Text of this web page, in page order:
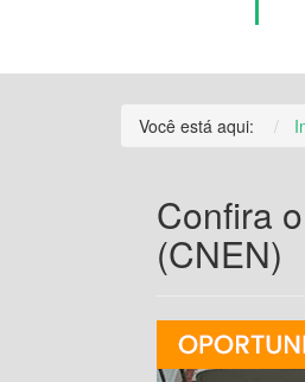
Você está aqui:
Confira
(CNEN)